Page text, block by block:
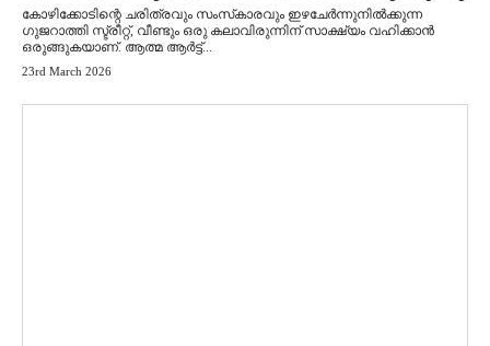
കോഴിക്കോടിന്റെ ചരിത്രവും സംസ്‌കാരവും ഇഴചേർന്നുനിൽക്കുന്ന
ഗുജറാത്തി സ്ട്രീറ്റ്, വീണ്ടും ഒരു കലാവിരുന്നിന് സാക്ഷ്യം വഹിക്കാൻ
ഒരുങ്ങുകയാണ്. ആത്മ ആർട്ട്...
23rd March 2026